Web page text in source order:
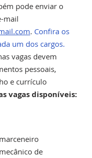
pode enviar o
mail
. Confira os
um dos cargos.
vagas devem
pessoais,
e currículo
vagas disponíveis:
de